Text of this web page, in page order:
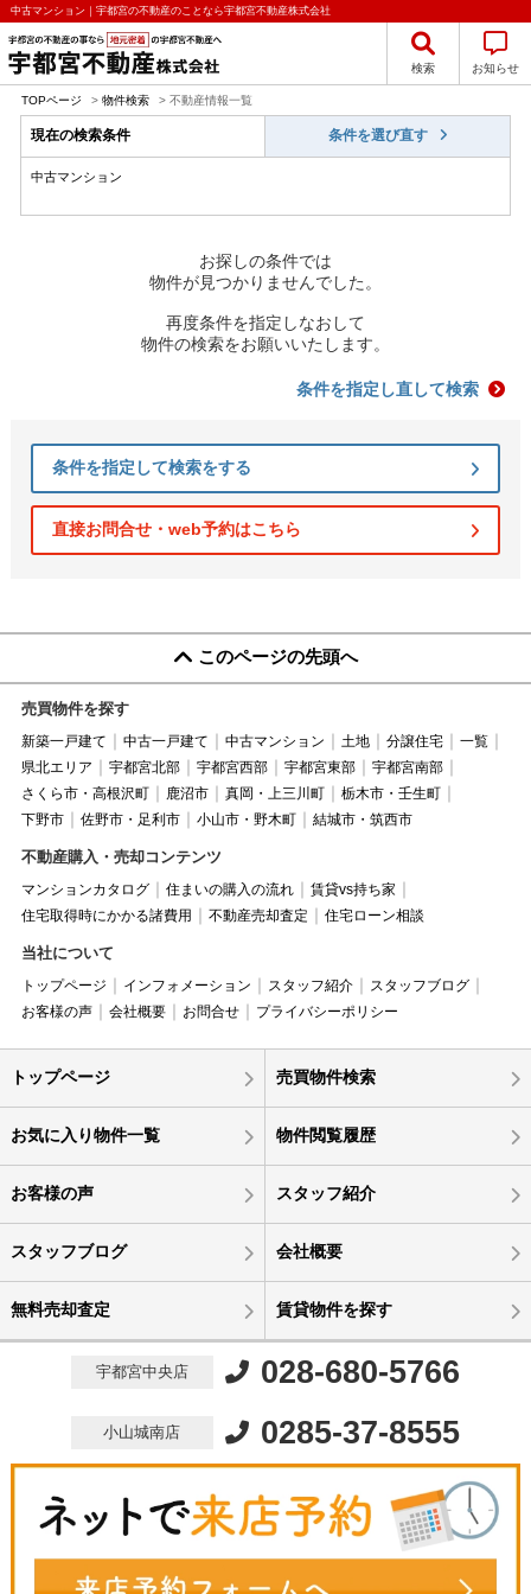
中古マンション｜宇都宮の不動産のことなら宇都宮不動産株式会社
検索 お知らせ
TOPページ > 物件検索 > 不動産情報一覧
現在の検索条件 条件を選び直す
中古マンション
お探しの条件では
物件が見つかりませんでした。
再度条件を指定しなおして
物件の検索をお願いいたします。
条件を指定し直して検索
条件を指定して検索をする
直接お問合せ・web予約はこちら
このページの先頭へ
売買物件を探す
新築一戸建て 中古一戸建て 中古マンション 土地 分譲住宅
一覧
県北エリア
宇都宮北部 宇都宮西部 宇都宮東部
宇都宮南部
さくら市・高根沢町
鹿沼市 真岡・上三川町
栃木市・壬生町
下野市
佐野市・足利市 小山市・野木町 結城市・筑西市
不動産購入・売却コンテンツ
マンションカタログ 住まいの購入の流れ
賃貸vs持ち家
住宅取得時にかかる諸費用
不動産売却査定 住宅ローン相談
当社について
トップページ インフォメーション スタッフ紹介
スタッフブログ
お客様の声
会社概要 お問合せ プライバシーポリシー
トップページ 売買物件検索
お気に入り物件一覧 物件閲覧履歴
お客様の声 スタッフ紹介
スタッフブログ 会社概要
無料売却査定 賃貸物件を探す
宇都宮中央店 028-680-5766
小山城南店 0285-37-8555